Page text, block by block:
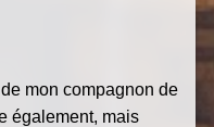
mon compagnon de
également, mais